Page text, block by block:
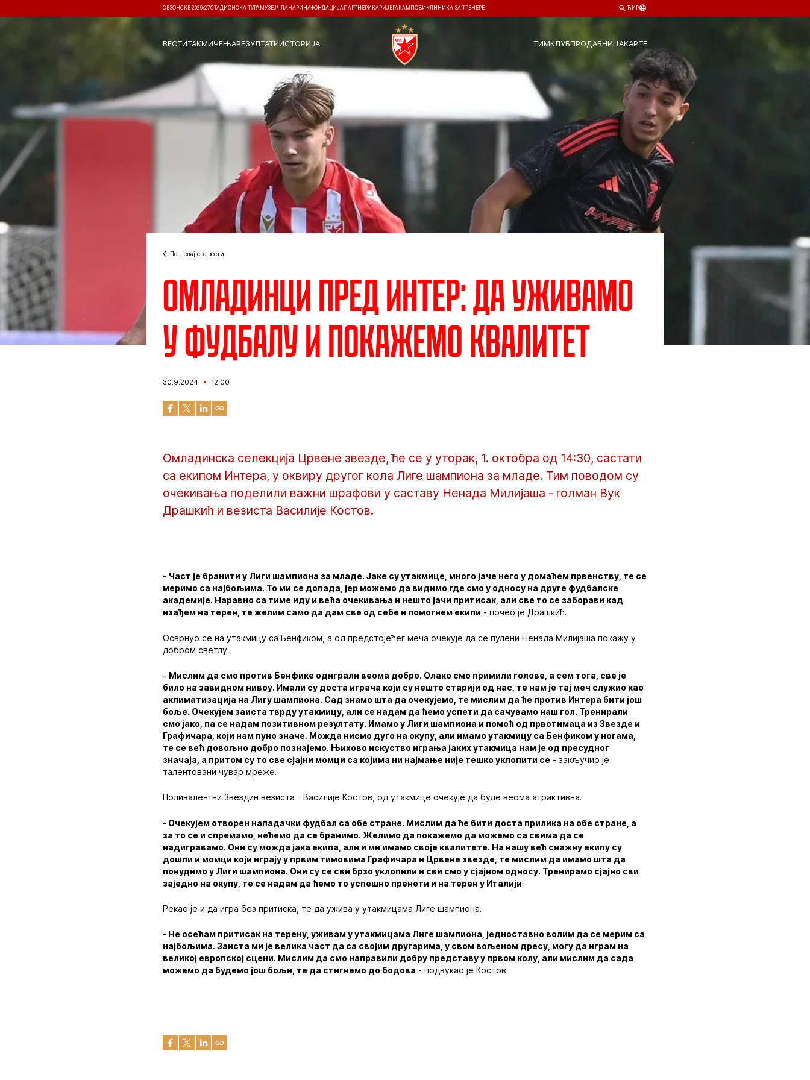
СЕЗОНСКЕ 2026/27СТАДИОНСКА ТУРА МУЗЕЈ ЧЛАНАРИНАФОНДАЦИЈА ПАРТНЕРИ КАРИЈЕРА КАМПОВИ КЛИНИКА ЗА ТРЕНЕРЕ ЋИР
ВЕСТИТАКМИЧЕЊАРЕЗУЛТАТИИСТОРИЈА ТИМКЛУБПРОДАВНИЦАКАРТЕ
Погледај све вести
Омладинци пред Интер: Да уживамо
у фудбалу и покажемо квалитет
30.9.2024 12:00
Омладинска селекција Црвене звезде, ће се у уторак, 1. октобра од 14:30, састати
са екипом Интера, у оквиру другог кола Лиге шампиона за младе. Тим поводом су
очекивања поделили важни шрафови у саставу Ненада Милијаша - голман Вук
Драшкић и везиста Василије Костов.
- Част је бранити у Лиги шампиона за младе. Јаке су утакмице, много јаче него у домаћем првенству, те се
меримо са најбољима. То ми се допада, јер можемо да видимо где смо у односу на друге фудбалске
академије. Наравно са тиме иду и већа очекивања и нешто јачи притисак, али све то се заборави кад
изађем на терен, те желим само да дам све од себе и помогнем екипи - почео је Драшкић.
Осврнуо се на утакмицу са Бенфиком, а од предстојећег меча очекује да се пулени Ненада Милијаша покажу у
добром светлу.
- Мислим да смо против Бенфике одиграли веома добро. Олако смо примили голове, а сем тога, све је
било на завидном нивоу. Имали су доста играча који су нешто старији од нас, те нам је тај меч служио као
аклиматизација на Лигу шампиона. Сад знамо шта да очекујемо, те мислим да ће против Интера бити још
боље. Очекујем заиста тврду утакмицу, али се надам да ћемо успети да сачувамо наш гол. Тренирали
смо јако, па се надам позитивном резултату. Имамо у Лиги шампиона и помоћ од првотимаца из Звезде и
Графичара, који нам пуно значе. Можда нисмо дуго на окупу, али имамо утакмицу са Бенфиком у ногама,
те се већ довољно добро познајемо. Њихово искуство играња јаких утакмица нам је од пресудног
значаја, а притом су то све сјајни момци са којима ни најмање није тешко уклопити се - закључио је
талентовани чувар мреже.
Поливалентни Звездин везиста - Василије Костов, од утакмице очекује да буде веома атрактивна.
- Очекујем отворен нападачки фудбал са обе стране. Мислим да ће бити доста прилика на обе стране, а
за то се и спремамо, нећемо да се бранимо. Желимо да покажемо да можемо са свима да се
надигравамо. Они су можда јака екипа, али и ми имамо своје квалитете. На нашу већ снажну екипу су
дошли и момци који играју у првим тимовима Графичара и Црвене звезде, те мислим да имамо шта да
понудимо у Лиги шампиона. Они су се сви брзо уклопили и сви смо у сјајном односу. Тренирамо сјајно сви
заједно на окупу, те се надам да ћемо то успешно пренети и на терен у Италији.
Рекао је и да игра без притиска, те да ужива у утакмицама Лиге шампиона.
- Не осећам притисак на терену, уживам у утакмицама Лиге шампиона, једноставно волим да се мерим са
најбољима. Заиста ми је велика част да са својим другарима, у свом вољеном дресу, могу да играм на
великој европској сцени. Мислим да смо направили добру представу у првом колу, али мислим да сада
можемо да будемо још бољи, те да стигнемо до бодова - подвукао је Костов.